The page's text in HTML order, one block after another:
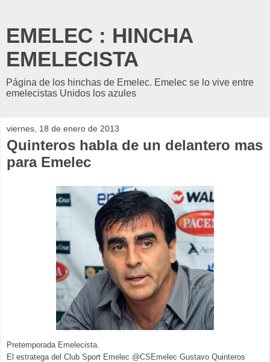
EMELEC : HINCHA
EMELECISTA
Página de los hinchas de Emelec. Emelec se lo vive entre
emelecistas Unidos los azules
viernes, 18 de enero de 2013
Quinteros habla de un delantero mas
para Emelec
Pretemporada Emelecista.
El estratega del Club Sport Emelec @CSEmelec Gustavo Quinteros